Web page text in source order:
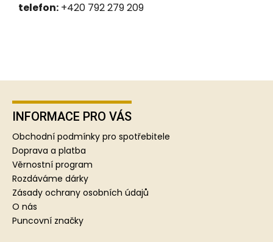
telefon: +420 792 279 209
INFORMACE PRO VÁS
Obchodní podmínky pro spotřebitele
Doprava a platba
Věrnostní program
Rozdáváme dárky
Zásady ochrany osobních údajů
O nás
Puncovní značky